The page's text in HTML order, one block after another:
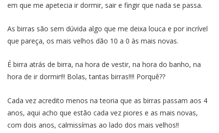
em que me apetecia ir dormir, sair e fingir que nada se passa.
As birras são sem dúvida algo que me deixa louca e por incrível
que pareça, os mais velhos dão 10 a 0 às mais novas.
É birra atrás de birra, na hora de vestir, na hora do banho, na
hora de ir dormir!!! Bolas, tantas birras!!!! Porquê??
Cada vez acredito menos na teoria que as birras passam aos 4
anos, aqui acho que estão cada vez piores e as mais novas,
com dois anos, calmissímas ao lado dos mais velhos!!